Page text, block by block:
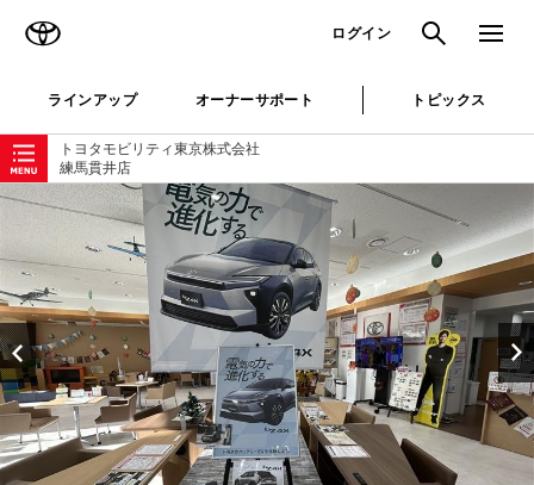
ログイン 検索 メニュ
ラインアップ オーナーサポート トピックス
トヨタモビリティ東京株式会社
練馬貫井店
ローカルナビゲーション